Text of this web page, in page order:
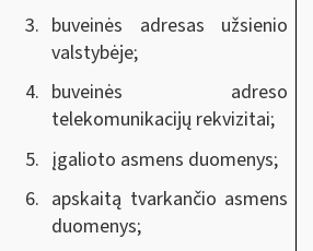
buveinės adresas užsienio
valstybėje;
buveinės adreso
telekomunikacijų rekvizitai;
įgalioto asmens duomenys;
apskaitą tvarkančio asmens
duomenys;